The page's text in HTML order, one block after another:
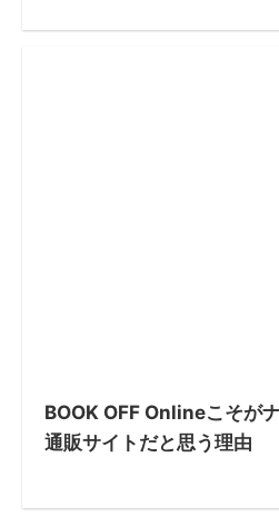
BOOK OFF Onlineこそが
通販サイトだと思う理由